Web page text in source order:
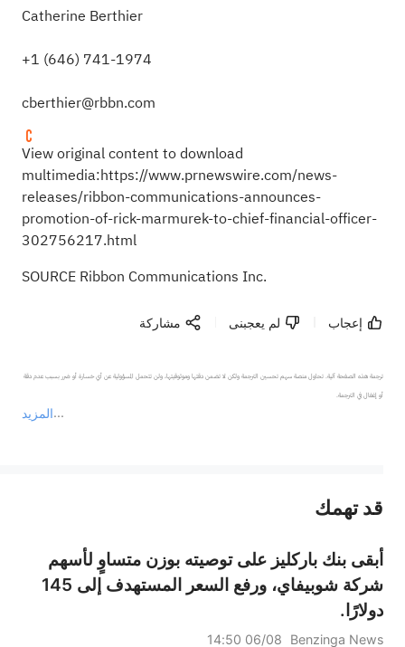
Catherine Berthier
+1 (646) 741-1974
cberthier@rbbn.com
View original content to download
multimedia:https://www.prnewswire.com/news-
releases/ribbon-communications-announces-
promotion-of-rick-marmurek-to-chief-financial-officer-
302756217.html
SOURCE Ribbon Communications Inc.
إعجاب لم يعجبنى مشاركة
المزيد
ترجمة هذه الصفحة آلية. تحاول منصة سهم تحسين الترجمة ولكن لا تضمن دقتها وموثوقيتها، ولن تتحمل المسؤولية عن أي خسارة أو ضرر بسبب عدم دقة
أو إغفال في الترجمة.
عند الضرورة، يرجى استشارة مستشار استثمار محترف. لا تقدم منصة سهم أي مشورة استثمارية، ولا تقدم أي التزامات أو ضمانات.
قد تهمك
أبقى بنك باركليز على توصيته بوزن متساوٍ لأسهم
شركة شوبيفاي، ورفع السعر المستهدف إلى 145
دولارًا.
Benzinga News
06/08 14:50